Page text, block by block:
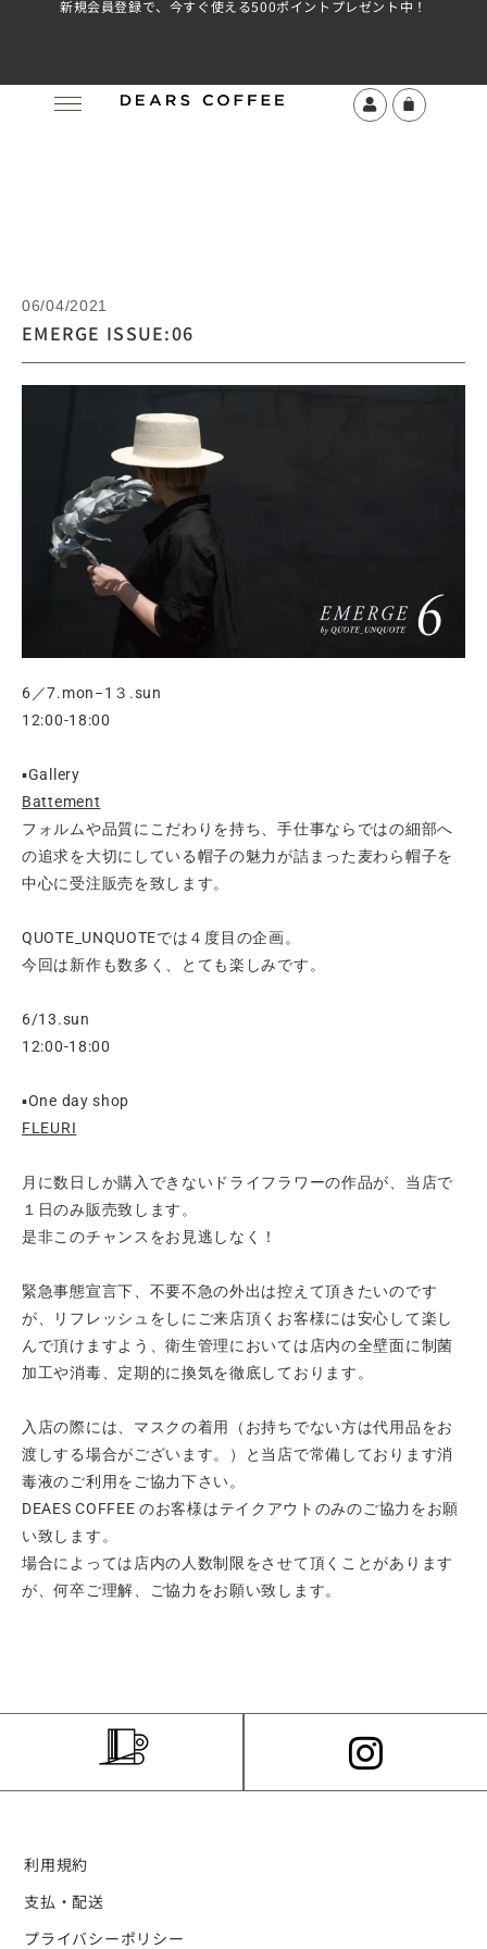
新規会員登録で、今すぐ使える500ポイントプレゼント中！
06/04/2021
EMERGE ISSUE:06
6／7.mon−1３.sun
12:00-18:00
▪️Gallery
Battement
フォルムや品質にこだわりを持ち、手仕事ならではの細部へ
の追求を大切にしている帽子の魅力が詰まった麦わら帽子を
中心に受注販売を致します。
QUOTE_UNQUOTEでは４度目の企画。
今回は新作も数多く、とても楽しみです。
6/13.sun
12:00-18:00
▪️One day shop
FLEURI
月に数日しか購入できないドライフラワーの作品が、当店で
１日のみ販売致します。
是非このチャンスをお見逃しなく！
緊急事態宣言下、不要不急の外出は控えて頂きたいのです
が、リフレッシュをしにご来店頂くお客様には安心して楽し
んで頂けますよう、衛生管理においては店内の全壁面に制菌
加工や消毒、定期的に換気を徹底しております。
入店の際には、マスクの着用（お持ちでない方は代用品をお
渡しする場合がございます。）と当店で常備しております消
毒液のご利用をご協力下さい。
DEAES COFFEE のお客様はテイクアウトのみのご協力をお願
い致します。
場合によっては店内の人数制限をさせて頂くことがあります
が、何卒ご理解、ご協力をお願い致します。
利用規約
支払・配送
プライバシーポリシー